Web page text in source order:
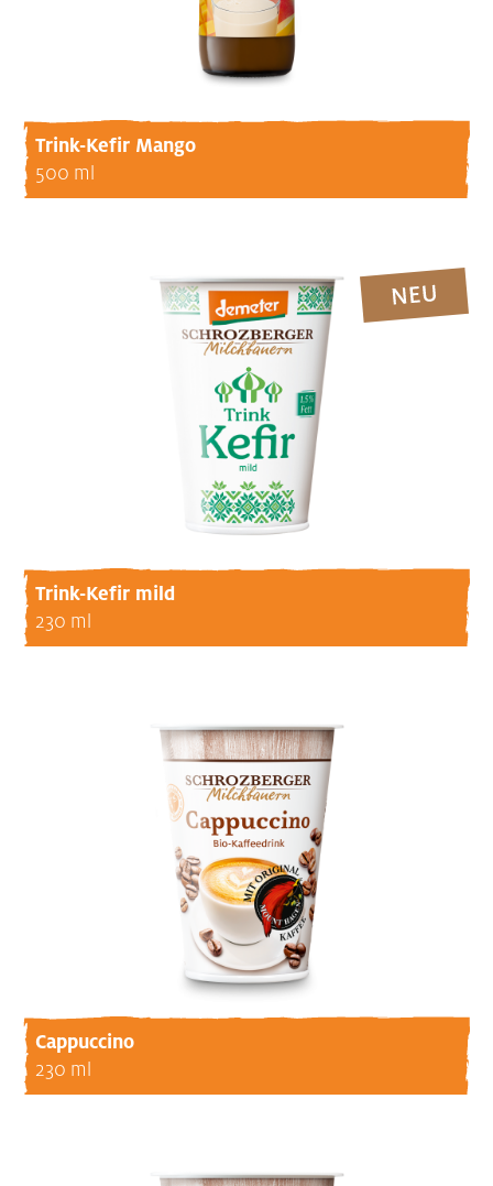
Trink-Kefir Mango
500 ml
Trink-Kefir mild
230 ml
Cappuccino
230 ml